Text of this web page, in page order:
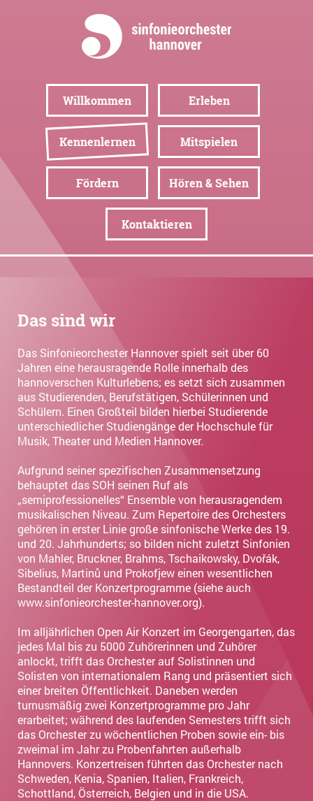
Willkommen Erleben
Kennenlernen Mitspielen
Fördern Hören & Sehen
Kontaktieren
Das sind wir
Das Sinfonieorchester Hannover spielt seit über 60
Jahren eine herausragende Rolle innerhalb des
hannoverschen Kulturlebens; es setzt sich zusammen
aus Studierenden, Berufstätigen, Schülerinnen und
Schülern. Einen Großteil bilden hierbei Studierende
unterschiedlicher Studiengänge der Hochschule für
Musik, Theater und Medien Hannover.
Aufgrund seiner spezifischen Zusammensetzung
behauptet das SOH seinen Ruf als
„semiprofessionelles“ Ensemble von herausragendem
musikalischen Niveau. Zum Repertoire des Orchesters
gehören in erster Linie große sinfonische Werke des 19.
und 20. Jahrhunderts; so bilden nicht zuletzt Sinfonien
von Mahler, Bruckner, Brahms, Tschaikowsky, Dvořák,
Sibelius, Martinů und Prokofjew einen wesentlichen
Bestandteil der Konzertprogramme (siehe auch
www.sinfonieorchester-hannover.org).
Im alljährlichen Open Air Konzert im Georgengarten, das
jedes Mal bis zu 5000 Zuhörerinnen und Zuhörer
anlockt, trifft das Orchester auf Solistinnen und
Solisten von internationalem Rang und präsentiert sich
einer breiten Öffentlichkeit. Daneben werden
turnusmäßig zwei Konzertprogramme pro Jahr
erarbeitet; während des laufenden Semesters trifft sich
das Orchester zu wöchentlichen Proben sowie ein- bis
zweimal im Jahr zu Probenfahrten außerhalb
Hannovers. Konzertreisen führten das Orchester nach
Schweden, Kenia, Spanien, Italien, Frankreich,
Schottland, Österreich, Belgien und in die USA.